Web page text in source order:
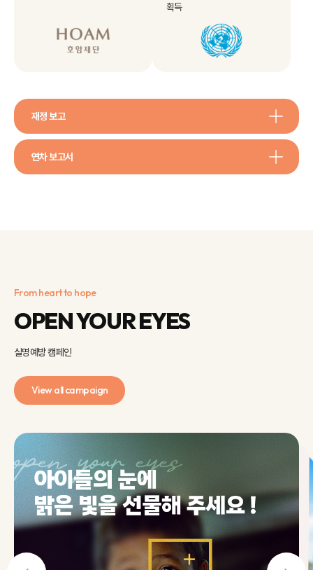
획득
재정 보고
연차 보고서
From heart to hope
OPEN YOUR EYES
실명예방 캠페인
View all campaign